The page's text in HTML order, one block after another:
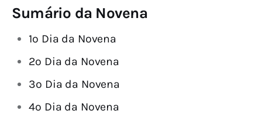
Sumário da Novena
1º Dia da Novena
2º Dia da Novena
3º Dia da Novena
4º Dia da Novena